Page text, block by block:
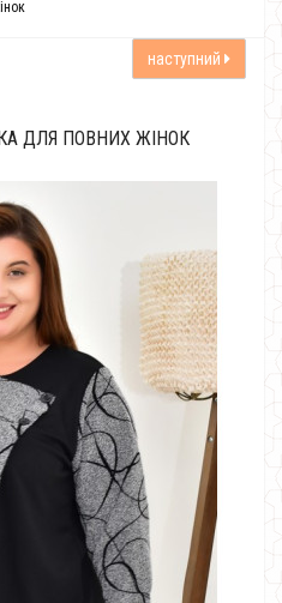
наступний
ДЛЯ ПОВНИХ ЖІНОК